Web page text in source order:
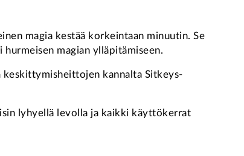
magia kestää korkeintaan minuutin. Se
magian ylläpitämiseen.
keskittymisheittojen kannalta Sitkeys-
lyhyellä levolla ja kaikki käyttökerrat